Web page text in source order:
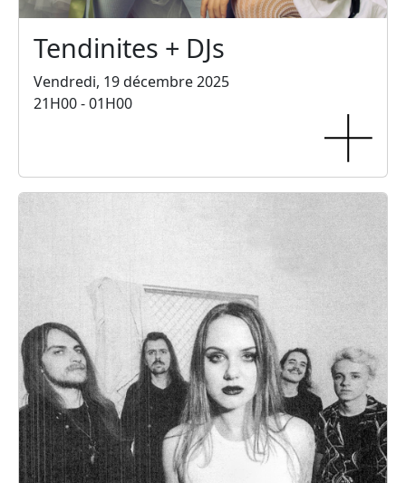
Tendinites + DJs
Vendredi, 19 décembre 2025
21H00 - 01H00